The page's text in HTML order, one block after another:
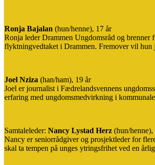
Ronja Bajalan (hun/henne), 17 år
Ronja leder Drammen Ungdomsråd og
flyktningvedtaket i Drammen. Fremover vil hun
Joel Nziza (han/ham), 19 år
Joel er journalist i Fædrelandsvennens
erfaring med ungdomsmedvirkning i
Samtaleleder: Nancy Lystad Herz (hun/henne),
Nancy er seniorrådgiver og prosjektleder for
skal ta tempen på unges ytringsfrihet ved en